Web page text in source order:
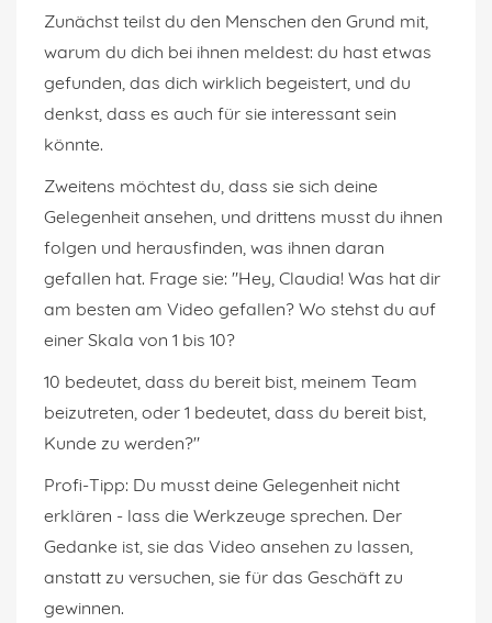
Zunächst teilst du den Menschen den Grund mit,
warum du dich bei ihnen meldest: du hast etwas
gefunden, das dich wirklich begeistert, und du
denkst, dass es auch für sie interessant sein
könnte.
Zweitens möchtest du, dass sie sich deine
Gelegenheit ansehen, und drittens musst du ihnen
folgen und herausfinden, was ihnen daran
gefallen hat. Frage sie: "Hey, Claudia! Was hat dir
am besten am Video gefallen? Wo stehst du auf
einer Skala von 1 bis 10?
10 bedeutet, dass du bereit bist, meinem Team
beizutreten, oder 1 bedeutet, dass du bereit bist,
Kunde zu werden?"
Profi-Tipp: Du musst deine Gelegenheit nicht
erklären - lass die Werkzeuge sprechen. Der
Gedanke ist, sie das Video ansehen zu lassen,
anstatt zu versuchen, sie für das Geschäft zu
gewinnen.